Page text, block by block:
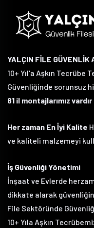
YALÇIN FİLE GÜVENLİK
10+ Yıl'a Aşkın
Güvenliğinde sorunsuz
81 il montajlarımız vardır
Her zaman En İyi Kalite
ve kaliteli malzemeyi
İş Güvenliği Yönetimi
İnşaat ve Evlerde
dikkate alarak
File Sektöründe
10+ Yıla Aşkın